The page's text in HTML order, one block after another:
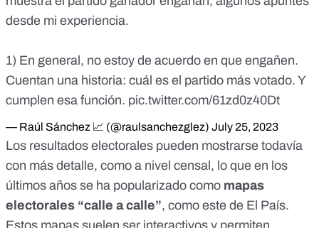
desde mi experiencia.
1) En general, no estoy de acuerdo en que engañen.
Cuentan una historia: cuál es el partido más votado. Y
cumplen esa función. pic.twitter.com/61zd0z40Dt
— Raúl Sánchez 📈 (@raulsanchezglez) July 25, 2023
Los resultados electorales pueden mostrarse todavía
con más detalle, como a nivel censal, lo que en los
últimos años se ha popularizado como mapas
electorales “calle a calle”, como este de El País.